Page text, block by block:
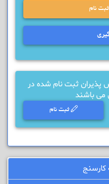
نام
ثبت نام شده در
می باشند
ثبت نام
کارسنج